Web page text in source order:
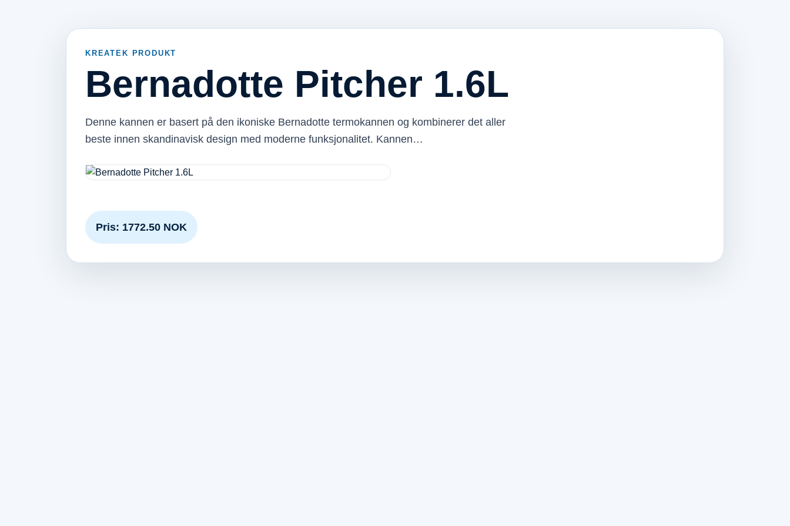
KREATEK PRODUKT
Bernadotte Pitcher 1.6L
Denne kannen er basert på den ikoniske Bernadotte termokannen og kombinerer det aller
beste innen skandinavisk design med moderne funksjonalitet. Kannen…
Pris: 1772.50 NOK